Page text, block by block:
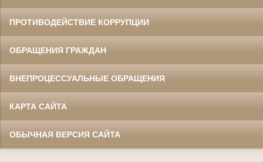
ПРОТИВОДЕЙСТВИЕ КОРРУПЦИИ
ОБРАЩЕНИЯ ГРАЖДАН
ВНЕПРОЦЕССУАЛЬНЫЕ ОБРАЩЕНИЯ
КАРТА САЙТА
ОБЫЧНАЯ ВЕРСИЯ САЙТА